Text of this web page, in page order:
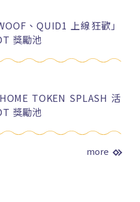
、QUID1 上線狂歡」
獎勵池
TOKEN SPLASH 活
獎勵池
more